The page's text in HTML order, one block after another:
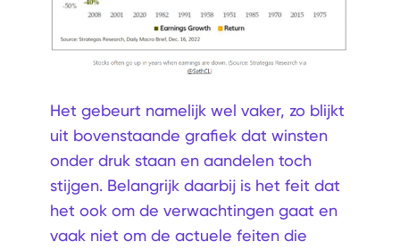
Het gebeurt namelijk wel vaker, zo blijkt
uit bovenstaande grafiek dat winsten
onder druk staan en aandelen toch
stijgen. Belangrijk daarbij is het feit dat
het ook om de verwachtingen gaat en
vaak niet om de actuele feiten die